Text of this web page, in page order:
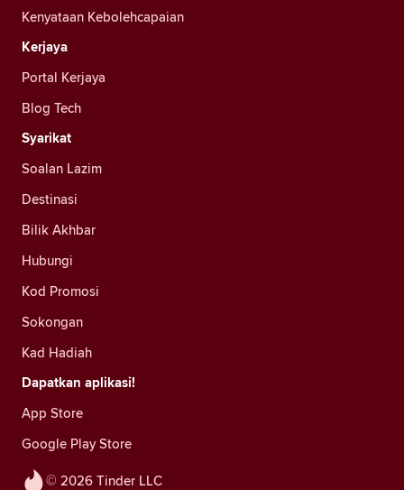
© 2026 Tinder LLC
Kenyataan Kebolehcapaian
Kerjaya
Portal Kerjaya
Blog Tech
Syarikat
Soalan Lazim
Destinasi
Bilik Akhbar
Hubungi
Kod Promosi
Sokongan
Kad Hadiah
Dapatkan aplikasi!
App Store
Google Play Store